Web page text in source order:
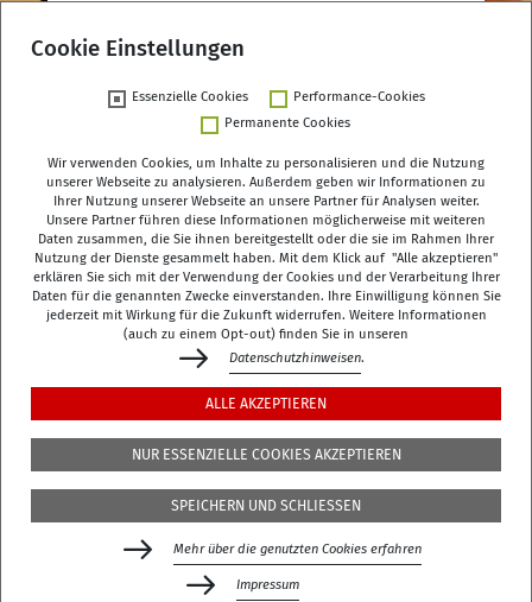
Deutsches Zentrum für Altersfragen (DZA)
Manfred-von-Richthofen-Straße 2
12101 Berlin
dza-berlin dza de
+49 (0)30 - 260740-0
+49 (0)30 - 260740-33
Manfred-von-Richthofen-Str./Ecke Dudenstr.
Gefördert durch das Bundesministerium für Bildung,
Familie, Senioren, Frauen und Jugend (BMBFSFJ)
Cookie Einstellungen
Essenzielle Cookies
Performance-Cookies
Permanente Cookies
Wir verwenden Cookies, um Inhalte zu personalisieren und die Nutzung
unserer Webseite zu analysieren. Außerdem geben wir Informationen zu
Ihrer Nutzung unserer Webseite an unsere Partner für Analysen weiter.
Unsere Partner führen diese Informationen möglicherweise mit weiteren
Daten zusammen, die Sie ihnen bereitgestellt oder die sie im Rahmen Ihrer
Nutzung der Dienste gesammelt haben. Mit dem Klick auf "Alle akzeptieren"
erklären Sie sich mit der Verwendung der Cookies und der Verarbeitung Ihrer
Daten für die genannten Zwecke einverstanden. Ihre Einwilligung können Sie
jederzeit mit Wirkung für die Zukunft widerrufen. Weitere Informationen
(auch zu einem Opt-out) finden Sie in unseren
Datenschutzhinweisen.
ALLE AKZEPTIEREN
NUR ESSENZIELLE COOKIES AKZEPTIEREN
SPEICHERN UND SCHLIESSEN
Mehr über die genutzten Cookies erfahren
Impressum